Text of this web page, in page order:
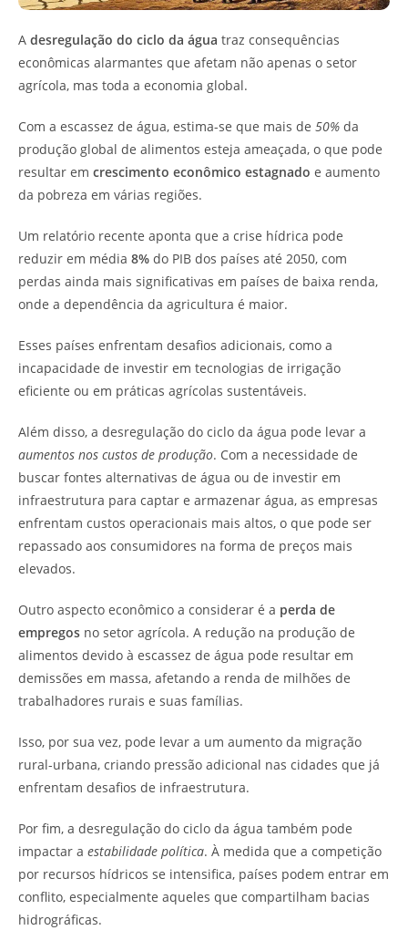
A desregulação do ciclo da água traz consequências
econômicas alarmantes que afetam não apenas o setor
agrícola, mas toda a economia global.
Com a escassez de água, estima-se que mais de 50% da
produção global de alimentos esteja ameaçada, o que pode
resultar em crescimento econômico estagnado e aumento
da pobreza em várias regiões.
Um relatório recente aponta que a crise hídrica pode
reduzir em média 8% do PIB dos países até 2050, com
perdas ainda mais significativas em países de baixa renda,
onde a dependência da agricultura é maior.
Esses países enfrentam desafios adicionais, como a
incapacidade de investir em tecnologias de irrigação
eficiente ou em práticas agrícolas sustentáveis.
Além disso, a desregulação do ciclo da água pode levar a
aumentos nos custos de produção. Com a necessidade de
buscar fontes alternativas de água ou de investir em
infraestrutura para captar e armazenar água, as empresas
enfrentam custos operacionais mais altos, o que pode ser
repassado aos consumidores na forma de preços mais
elevados.
Outro aspecto econômico a considerar é a perda de
empregos no setor agrícola. A redução na produção de
alimentos devido à escassez de água pode resultar em
demissões em massa, afetando a renda de milhões de
trabalhadores rurais e suas famílias.
Isso, por sua vez, pode levar a um aumento da migração
rural-urbana, criando pressão adicional nas cidades que já
enfrentam desafios de infraestrutura.
Por fim, a desregulação do ciclo da água também pode
impactar a estabilidade política. À medida que a competição
por recursos hídricos se intensifica, países podem entrar em
conflito, especialmente aqueles que compartilham bacias
hidrográficas.